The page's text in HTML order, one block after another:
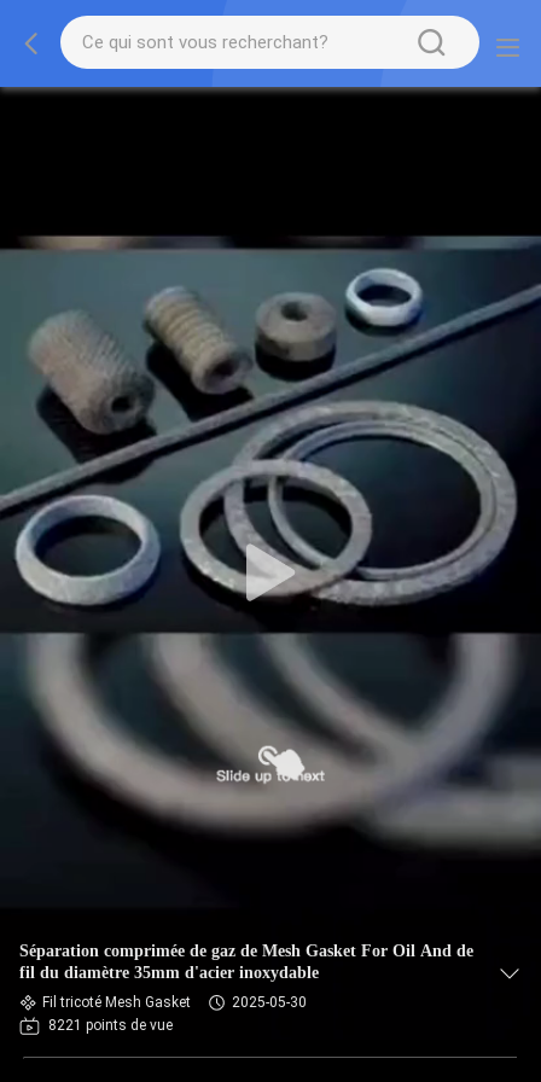
Séparation comprimée de gaz de Mesh Gasket For Oil And de
fil du diamètre 35mm d'acier inoxydable
Fil tricoté Mesh Gasket
2025-05-30
8221 points de vue